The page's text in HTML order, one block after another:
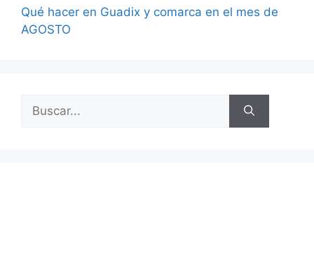
Qué hacer en Guadix y comarca en el mes de
AGOSTO
Buscar: